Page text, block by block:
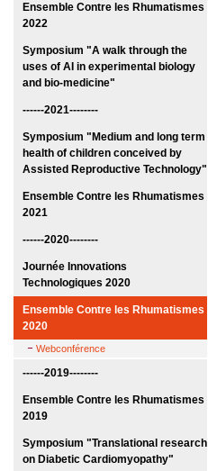
Ensemble Contre les Rhumatismes
2022
Symposium "A walk through the
uses of AI in experimental biology
and bio-medicine"
------2021--------
Symposium "Medium and long term
health of children conceived by
Assisted Reproductive Technology"
Ensemble Contre les Rhumatismes
2021
------2020--------
Journée Innovations
Technologiques 2020
Ensemble Contre les Rhumatismes
2020
Webconférence
------2019--------
Ensemble Contre les Rhumatismes
2019
Symposium "Translational research
on Diabetic Cardiomyopathy"